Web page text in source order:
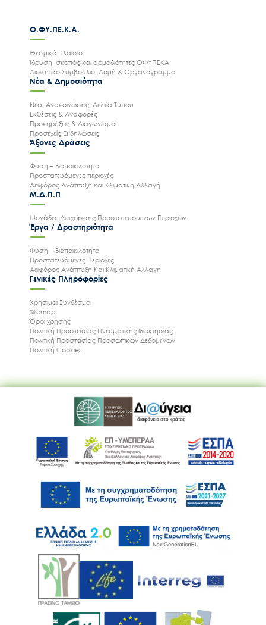
Ακολουθήστε μας
Ο.ΦΥ.ΠΕ.Κ.Α.
Θεσμικό Πλαισιο
Ίδρυση, σκοπός και αρμοδιότητες ΟΦΥΠΕΚΑ
Διοικητικό Συμβούλιο, Δομή & Οργανόγραμμα
Νέα & Δημοσιότητα
Νέα, Ανακοινώσεις, Δελτία Τύπου
Εκθέσεις & Αναφορές
Προκηρύξεις & Διαγωνισμοί
Προσεχείς Εκδηλώσεις
Άξονες Δράσεις
Φύση – Βιοποικιλότητα
Προστατευόμενες περιοχές
Αειφόρος Ανάπτυξη και Κλιματική Αλλαγή
Μ.Δ.Π.Π
Μονάδες Διαχείρισης Προστατευόμενων Περιοχών
Έργα / Δραστηριότητα
Φύση – Βιοποικιλότητα
Προστατευόμενες Περιοχές
Αειφόρος Ανάπτυξη Και Κλιματική Αλλαγή
Γενικές Πληροφορίες
Χρήσιμοι Συνδέσμοι
Sitemap
Όροι χρήσης
Πολιτική Προστασίας Πνευματικής Ιδιοκτησίας
Πολιτική Προστασίας Προσωπικών Δεδομένων
Πολιτική Cookies